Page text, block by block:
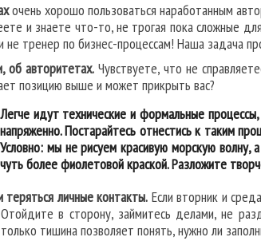
очень хорошо пользоваться наработанным
и знаете что-то, не трогая пока сложные
не тренер по бизнес-процессам! Наша задача
об авторитетах. Чувствуете, что не
позицию выше и может прикрыть вас?
Легче идут технические и формальные
напряженно. Постарайтесь отнестись к таким
Условно: мы не рисуем красивую морскую волну,
чуть более фиолетовой краской. Разложите
теряться личные контакты. Если вторник и
в сторону, займитесь делами, не
тишина позволяет понять, нужно ли